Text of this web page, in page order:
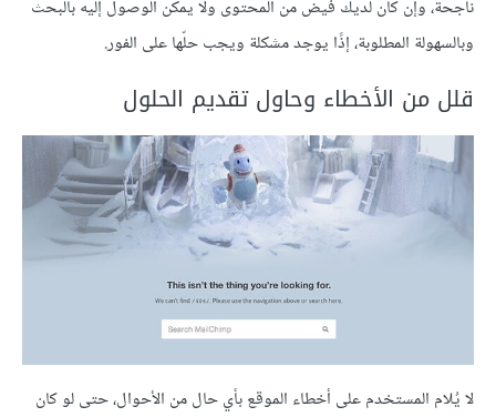
ناجحة، وإن كان لديك فيض من المحتوى ولا يمكن الوصول إليه بالبحث
وبالسهولة المطلوبة، إذًا يوجد مشكلة ويجب حلّها على الفور.
قلل من الأخطاء وحاول تقديم الحلول
لا يُلام المستخدم على أخطاء الموقع بأي حال من الأحوال، حتى لو كان